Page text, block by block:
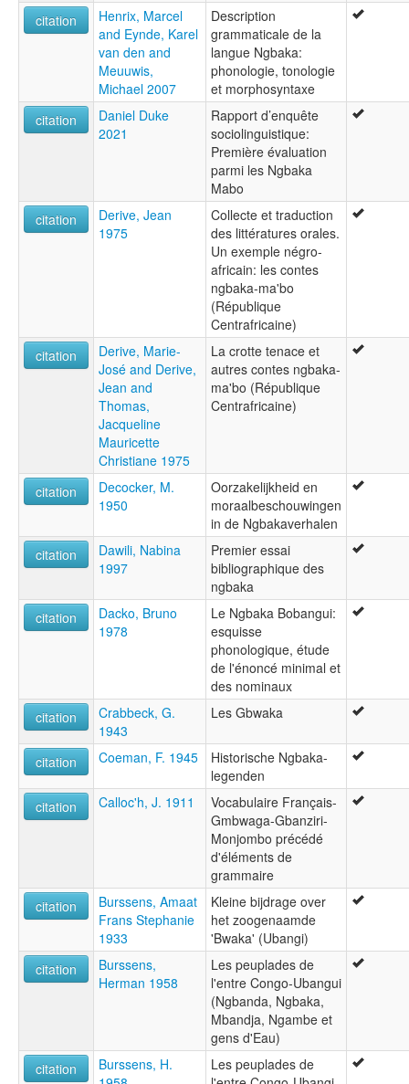
citation
Henrix, Marcel
and Eynde, Karel
van den and
Meuuwis,
Michael 2007
Description
grammaticale de la
langue Ngbaka:
phonologie, tonologie
et morphosyntaxe
citation
Daniel Duke
2021
Rapport d’enquête
sociolinguistique:
Première évaluation
parmi les Ngbaka
Mabo
citation
Derive, Jean
1975
Collecte et traduction
des littératures orales.
Un exemple négro-
africain: les contes
ngbaka-ma'bo
(République
Centrafricaine)
citation
Derive, Marie-
José and Derive,
Jean and
Thomas,
Jacqueline
Mauricette
Christiane 1975
La crotte tenace et
autres contes ngbaka-
ma'bo (République
Centrafricaine)
citation
Decocker, M.
1950
Oorzakelijkheid en
moraalbeschouwingen
in de Ngbakaverhalen
citation
Dawili, Nabina
1997
Premier essai
bibliographique des
ngbaka
citation
Dacko, Bruno
1978
Le Ngbaka Bobangui:
esquisse
phonologique, étude
de l'énoncé minimal et
des nominaux
citation
Crabbeck, G.
1943
Les Gbwaka
citation Coeman, F. 1945
Historische Ngbaka-
legenden
citation
Calloc'h, J. 1911
Vocabulaire Français-
Gmbwaga-Gbanziri-
Monjombo précédé
d'éléments de
grammaire
citation
Burssens, Amaat
Frans Stephanie
1933
Kleine bijdrage over
het zoogenaamde
'Bwaka' (Ubangi)
citation
Burssens,
Herman 1958
Les peuplades de
l'entre Congo-Ubangui
(Ngbanda, Ngbaka,
Mbandja, Ngambe et
gens d'Eau)
citation
Burssens, H.
Les peuplades de